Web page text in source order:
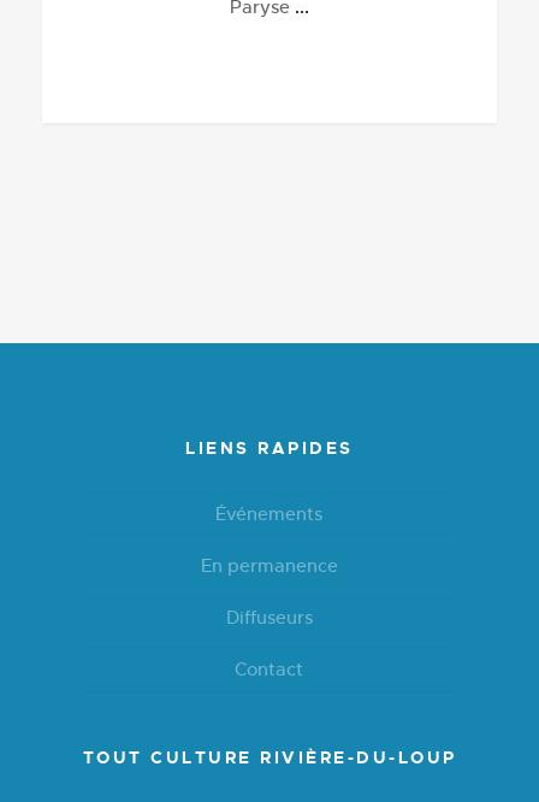
Paryse ...
LIENS RAPIDES
Événements
En permanence
Diffuseurs
Contact
TOUT CULTURE RIVIÈRE-DU-LOUP